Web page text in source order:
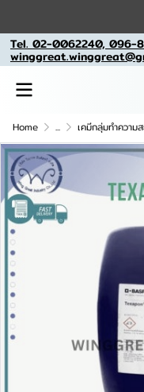
Tel. 02-0062240, 096-
Home ... เคมีกลุ่มทำความ